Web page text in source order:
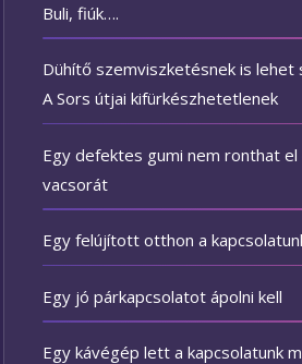
Buli, fiúk….
Dühítő szemviszketésnek is lehet
A Sors útjai kifürkészhetetlenek
Egy defektes gumi nem ronthat
vacsorát
Egy felújított otthon a
Egy jó párkapcsolatot ápolni kell
Egy kávégép lett a kapcsolatunk